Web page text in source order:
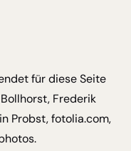
für diese Seite
Frederik
Probst, fotolia.com,